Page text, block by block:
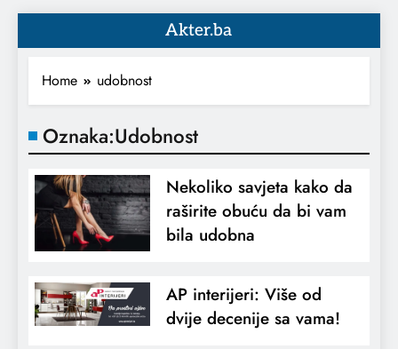
Akter.ba
Home udobnost
Oznaka:Udobnost
Nekoliko savjeta kako da
raširite obuću da bi vam
bila udobna
AP interijeri: Više od
dvije decenije sa vama!